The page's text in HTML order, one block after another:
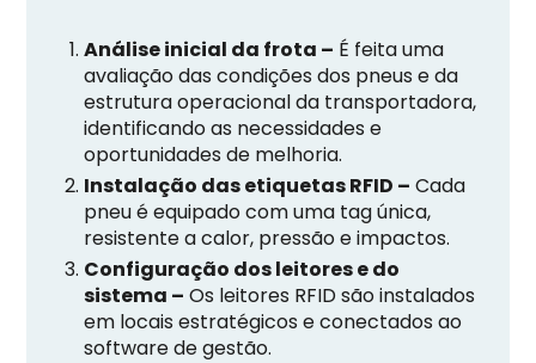
Análise inicial da frota – É feita uma
avaliação das condições dos pneus e da
estrutura operacional da transportadora,
identificando as necessidades e
oportunidades de melhoria.
Instalação das etiquetas RFID – Cada
pneu é equipado com uma tag única,
resistente a calor, pressão e impactos.
Configuração dos leitores e do
sistema – Os leitores RFID são instalados
em locais estratégicos e conectados ao
software de gestão.